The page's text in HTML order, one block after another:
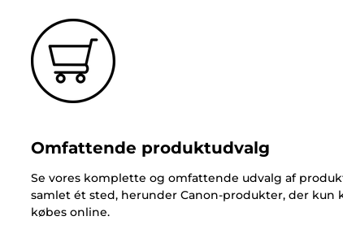
Omfattende produktudvalg
Se vores komplette og omfattende udvalg af
samlet ét sted, herunder Canon-produkter, der kun
købes online.